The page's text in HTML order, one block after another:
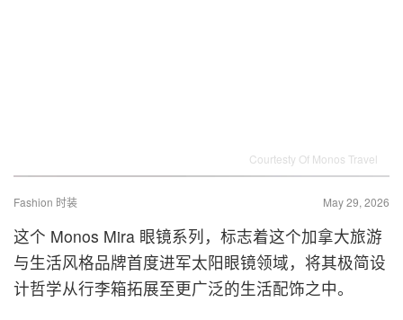
Courtesty Of Monos Travel
Fashion 时装 May 29, 2026
这个 Monos Mira 眼镜系列，标志着这个加拿大旅游
与生活风格品牌首度进军太阳眼镜领域，将其极简设
计哲学从行李箱拓展至更广泛的生活配饰之中。